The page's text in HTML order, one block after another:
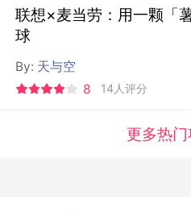
联想×麦当劳：用一颗「
球
By: 天与空
8
14人评分
更多热门